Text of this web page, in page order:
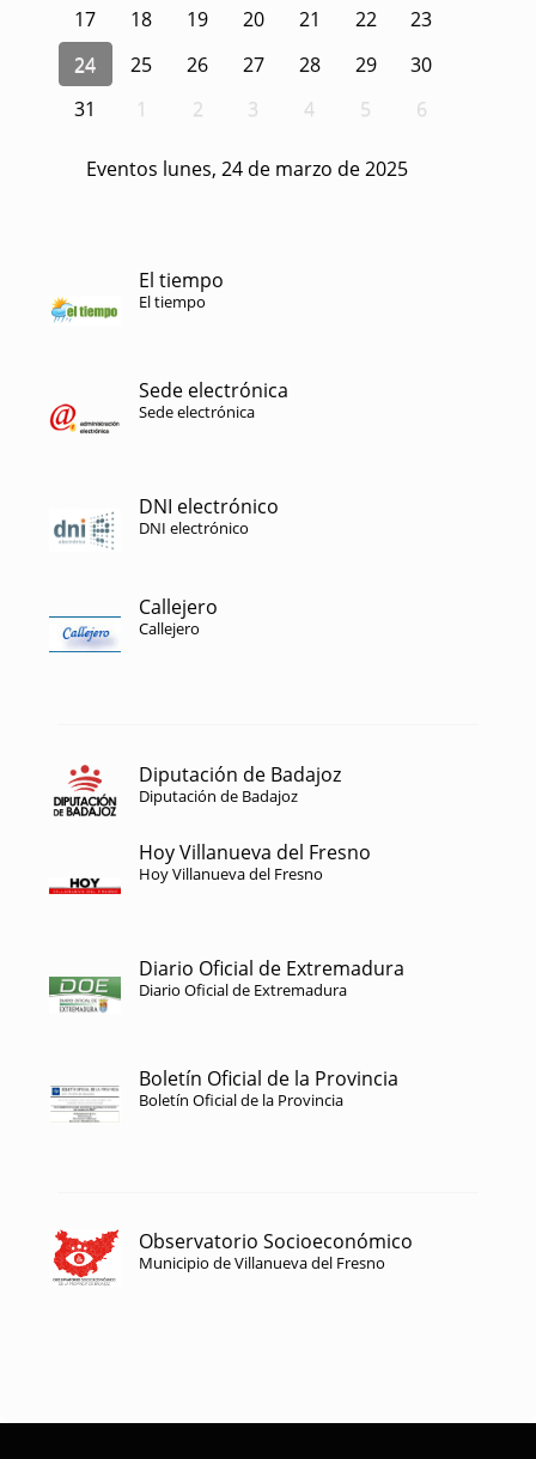
17
18 19 20 21 22
23
24
25 26 27 28 29
30
31
1 2 3 4 5 6
Eventos lunes, 24 de marzo de 2025
El tiempo
El tiempo
Sede electrónica
Sede electrónica
DNI electrónico
DNI electrónico
Callejero
Callejero
Diputación de Badajoz
Diputación de Badajoz
Hoy Villanueva del Fresno
Hoy Villanueva del Fresno
Diario Oficial de Extremadura
Diario Oficial de Extremadura
Boletín Oficial de la Provincia
Boletín Oficial de la Provincia
Observatorio Socioeconómico
Municipio de Villanueva del Fresno